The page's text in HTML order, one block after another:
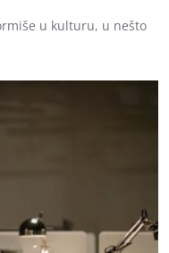
u kulturu, u nešto